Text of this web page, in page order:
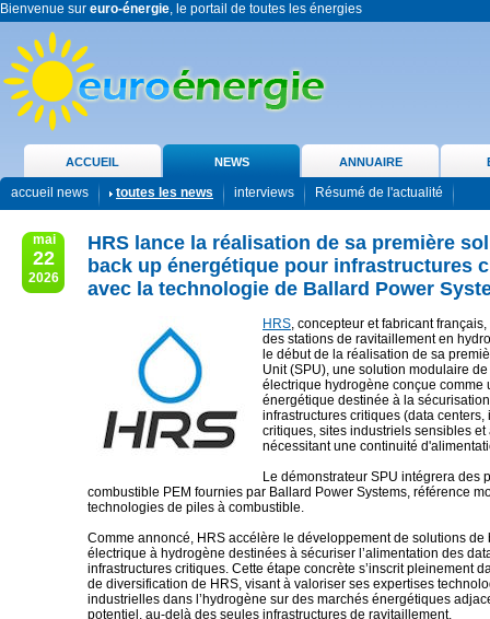
Bienvenue sur euro-énergie, le portail de toutes les énergies
ACCUEIL NEWS ANNUAIRE
accueil news toutes les news interviews Résumé de l'actualité
mai
22
2026
HRS lance la réalisation de sa première
back up énergétique pour infrastructures
avec la technologie de Ballard Power
HRS, concepteur et fabricant
des stations de ravitaillement en
le début de la réalisation de sa
Unit (SPU), une solution modulaire
électrique hydrogène conçue comme
énergétique destinée à la
infrastructures critiques (data centers,
critiques, sites industriels sensibles
nécessitant une continuité
Le démonstrateur SPU intégrera des
combustible PEM fournies par Ballard Power Systems, référence
technologies de piles à combustible.
Comme annoncé, HRS accélère le développement de solutions de
électrique à hydrogène destinées à sécuriser l’alimentation des
infrastructures critiques. Cette étape concrète s’inscrit pleinement
de diversification de HRS, visant à valoriser ses expertises
industrielles dans l’hydrogène sur des marchés énergétiques
potentiel, au-delà des seules infrastructures de ravitaillement.